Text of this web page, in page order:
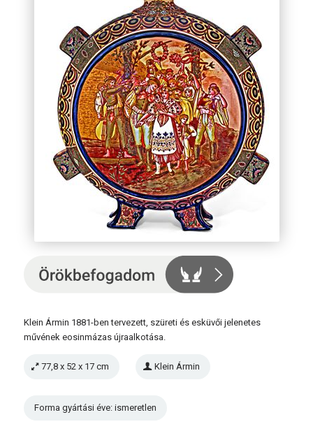
Klein Ármin 1881-ben tervezett, szüreti és esküvői jelenetes
művének eosinmázas újraalkotása.
77,8 x 52 x 17 cm Klein Ármin
Forma gyártási éve: ismeretlen